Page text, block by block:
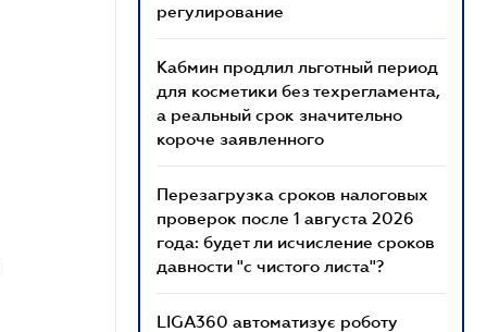
регулирование
Кабмин продлил льготный период
для косметики без техрегламента,
а реальный срок значительно
короче заявленного
Перезагрузка сроков налоговых
проверок после 1 августа 2026
года: будет ли исчисление сроков
давности "с чистого листа"?
LIGA360 автоматизує роботу